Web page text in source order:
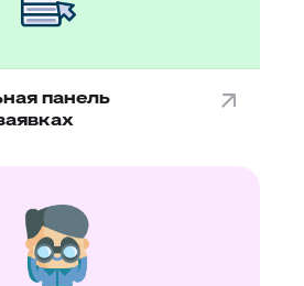
панель